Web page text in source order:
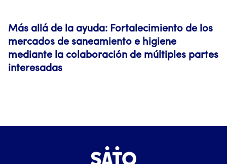
Más allá de la ayuda: Fortalecimiento de los
mercados de saneamiento e higiene
mediante la colaboración de múltiples partes
interesadas